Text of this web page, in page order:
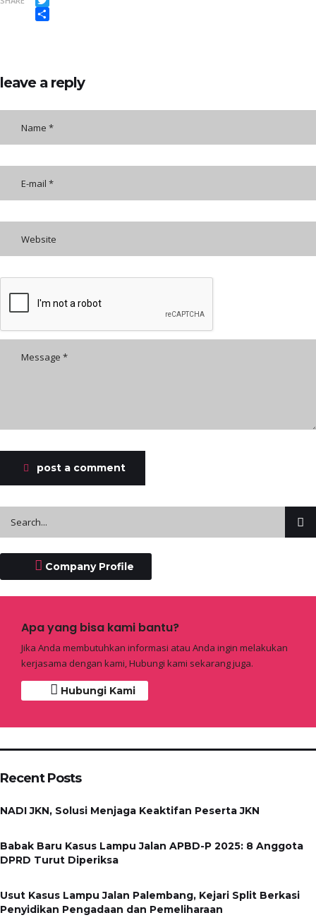
Twitter
Share
leave a reply
post a comment
Company Profile
Apa yang bisa kami bantu?
Jika Anda membutuhkan informasi atau Anda ingin melakukan
kerjasama dengan kami, Hubungi kami sekarang juga.
Hubungi Kami
Recent Posts
NADI JKN, Solusi Menjaga Keaktifan Peserta JKN
Babak Baru Kasus Lampu Jalan APBD-P 2025: 8 Anggota
DPRD Turut Diperiksa
Usut Kasus Lampu Jalan Palembang, Kejari Split Berkasi
Penyidikan Pengadaan dan Pemeliharaan